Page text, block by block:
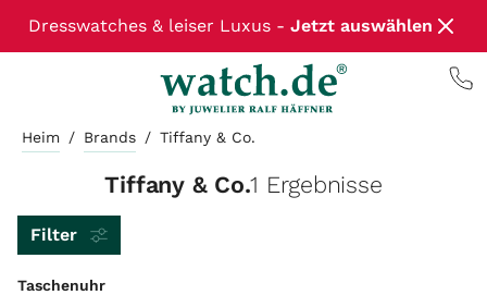
Dresswatches & leiser Luxus - Jetzt auswählen
Heim / Brands / Tiffany & Co.
Tiffany & Co.1 Ergebnisse
Filter
Taschenuhr